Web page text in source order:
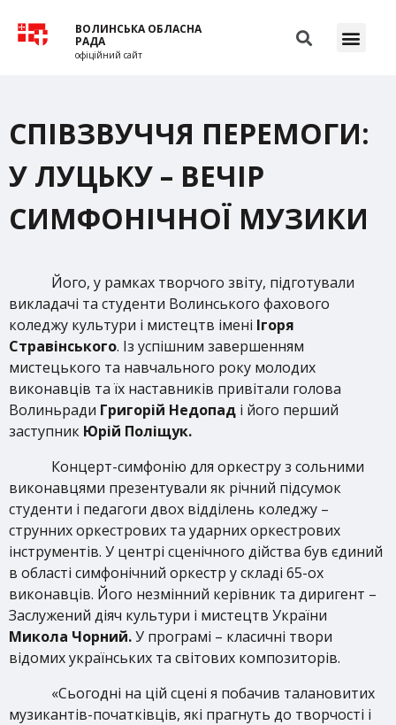
ВОЛИНСЬКА ОБЛАСНА
РАДА
офіційний сайт
СПІВЗВУЧЧЯ ПЕРЕМОГИ:
У ЛУЦЬКУ – ВЕЧІР
СИМФОНІЧНОЇ МУЗИКИ
Його, у рамках творчого звіту, підготували
викладачі та студенти Волинського фахового
коледжу культури і мистецтв імені Ігоря
Стравінського. Із успішним завершенням
мистецького та навчального року молодих
виконавців та їх наставників привітали голова
Волиньради Григорій Недопад і його перший
заступник Юрій Поліщук.
Концерт-симфонію для оркестру з сольними
виконавцями презентували як річний підсумок
студенти і педагоги двох відділень коледжу –
струнних оркестрових та ударних оркестрових
інструментів. У центрі сценічного дійства був єдиний
в області симфонічний оркестр у складі 65-ох
виконавців. Його незмінний керівник та диригент –
Заслужений діяч культури і мистецтв України
Микола Чорний.У програмі – класичні твори
відомих українських та світових композиторів.
«Сьогодні на цій сцені я побачив талановитих
музикантів-початківців, які прагнуть до творчості і